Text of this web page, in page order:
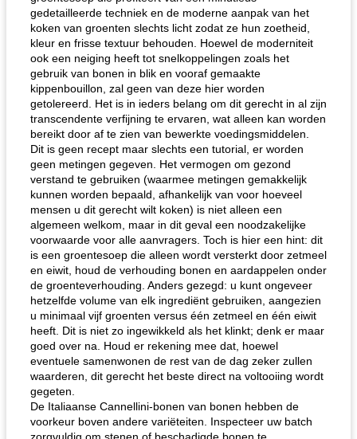
gedetailleerde techniek en de moderne aanpak van het
koken van groenten slechts licht zodat ze hun zoetheid,
kleur en frisse textuur behouden. Hoewel de moderniteit
ook een neiging heeft tot snelkoppelingen zoals het
gebruik van bonen in blik en vooraf gemaakte
kippenbouillon, zal geen van deze hier worden
getolereerd. Het is in ieders belang om dit gerecht in al zijn
transcendente verfijning te ervaren, wat alleen kan worden
bereikt door af te zien van bewerkte voedingsmiddelen.
Dit is geen recept maar slechts een tutorial, er worden
geen metingen gegeven. Het vermogen om gezond
verstand te gebruiken (waarmee metingen gemakkelijk
kunnen worden bepaald, afhankelijk van voor hoeveel
mensen u dit gerecht wilt koken) is niet alleen een
algemeen welkom, maar in dit geval een noodzakelijke
voorwaarde voor alle aanvragers. Toch is hier een hint: dit
is een groentesoep die alleen wordt versterkt door zetmeel
en eiwit, houd de verhouding bonen en aardappelen onder
de groenteverhouding. Anders gezegd: u kunt ongeveer
hetzelfde volume van elk ingrediënt gebruiken, aangezien
u minimaal vijf groenten versus één zetmeel en één eiwit
heeft. Dit is niet zo ingewikkeld als het klinkt; denk er maar
goed over na. Houd er rekening mee dat, hoewel
eventuele samenwonen de rest van de dag zeker zullen
waarderen, dit gerecht het beste direct na voltooiing wordt
gegeten.
De Italiaanse Cannellini-bonen van bonen hebben de
voorkeur boven andere variëteiten. Inspecteer uw batch